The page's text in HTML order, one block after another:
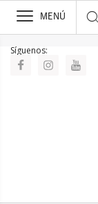
>
MENÚ
Síguenos: